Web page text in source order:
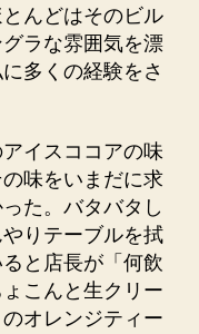
んどはそのビル
ラな雰囲気を漂
多くの経験をさ
イスココアの味
味をいまだに求
た。バタバタし
りテーブルを拭
と店長が「何飲
こんと生クリー
オレンジティー